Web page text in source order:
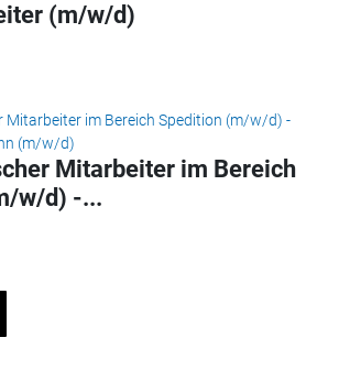
(m/w/d)
Mitarbeiter im Bereich
w/d) -...